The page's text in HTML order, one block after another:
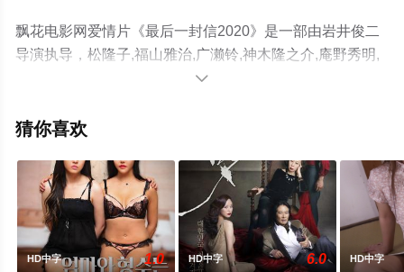
飘花电影网爱情片《最后一封信2020》是一部由岩井俊二
导演执导，松隆子,福山雅治,广濑铃,神木隆之介,庵野秀明,
森七菜,水越惠子,中山美穗,丰川悦司等演员精彩演绎的日本
影院，更多相关信息可移步至豆瓣电影、电视猫或剧情网

猜你喜欢
HD中字 1.0 HD中字 6.0 HD中字